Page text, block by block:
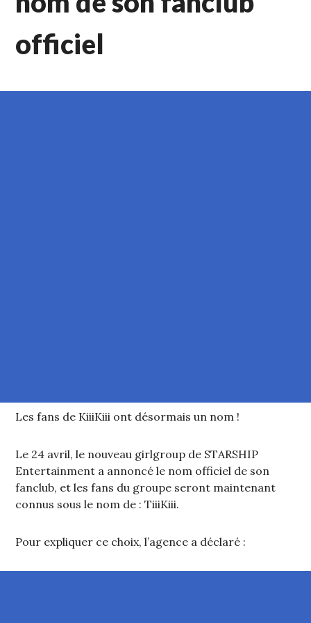
officiel
Les fans de KiiiKiii ont désormais un nom !
Le 24 avril, le nouveau girlgroup de STARSHIP
Entertainment a annoncé le nom officiel de son
fanclub, et les fans du groupe seront maintenant
connus sous le nom de : TiiiKiii.
Pour expliquer ce choix, l’agence a déclaré :